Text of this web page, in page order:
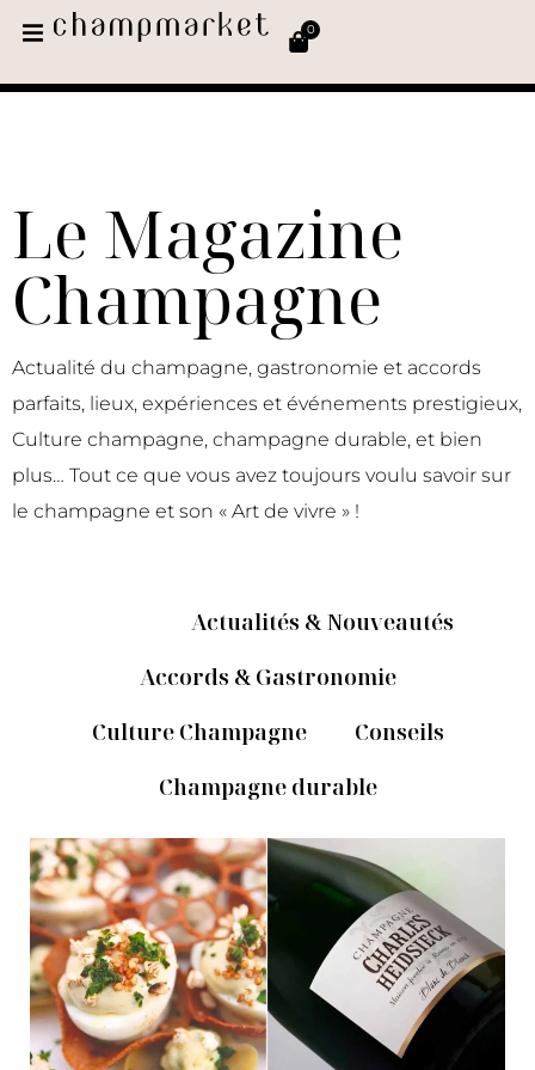
0
Le Magazine
Champagne
Actualité du champagne, gastronomie et accords
parfaits, lieux, expériences et événements prestigieux,
Culture champagne, champagne durable, et bien
plus… Tout ce que vous avez toujours voulu savoir sur
le champagne et son « Art de vivre » !
Actualités & Nouveautés
Accords & Gastronomie
Culture Champagne
Conseils
Champagne durable